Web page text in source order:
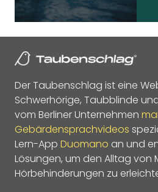
Der Taubenschlag ist eine
Schwerhörige, Taubblinde
vom Berliner Unternehmen
Gebärdensprachvideos
Lern-App Duomano an und
Lösungen, um den Alltag von
Hörbehinderungen zu